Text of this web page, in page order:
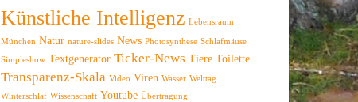
Künstliche Intelligenz Lebensraum
München Natur nature-slides News Photosynthese Schlafmäuse
Simpleshow Textgenerator Ticker-News Tiere Toilette
Transparenz-Skala Video Viren Wasser Welttag
Winterschlaf Wissenschaft Youtube Übertragung